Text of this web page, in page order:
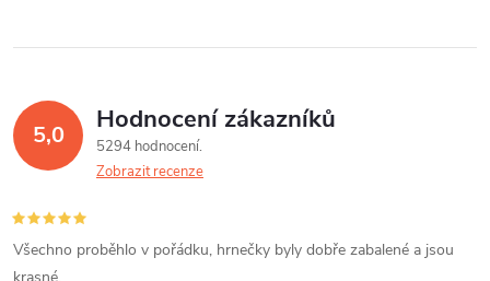
í
p
v
k
v
á
n
5,0 Hodnocení zákazníků
5294 hodnocení
Zobrazit recenze
Všechno proběhlo v pořádku, hrnečky byly dobře zabalené a jsou